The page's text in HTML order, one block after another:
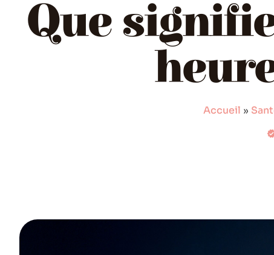
Que
Accueil »